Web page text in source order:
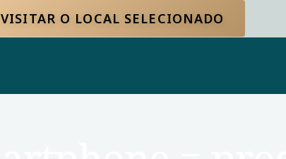
VISITAR O LOCAL SELECIONADO